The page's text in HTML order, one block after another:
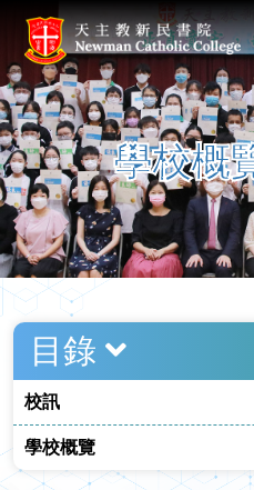
學校概
目錄
校訊
學校概覽